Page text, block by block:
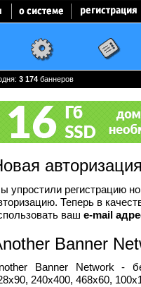
3 174 баннеров
упростили регистрацию
Теперь в
ваш e-mail
Banner
Banner Network -
240x400, 468x60,